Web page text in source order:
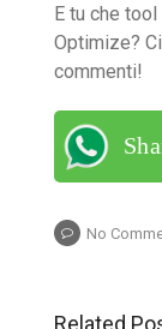
E tu che
Optimize?
commenti!
No
Related